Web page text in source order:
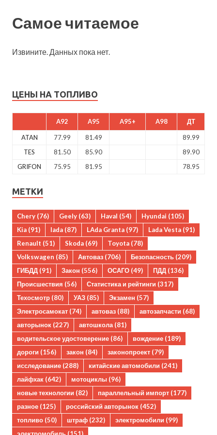
Самое читаемое
Извините. Данных пока нет.
ЦЕНЫ НА ТОПЛИВО
A92 A95 A95+ A98 ДТ
ATAN 77.99 81.49
89.99
TES
81.50 85.90
89.90
GRIFON
75.95 81.95 78.95
МЕТКИ
Chery (76) Geely (63) Haval (54) Hyundai (105)
Kia (91) lada (87) LAda Granta (97) Lada Vesta (91)
Renault (51) Skoda (69) Toyota (78)
Volkswagen (85) Автоваз (706) Безопасность (209)
ГИБДД (91) Закон (556) ОСАГО (49) ПДД (136)
Происшествия (56) Статистика и рейтинги (317)
Техосмотр (80) УАЗ (85) Экзамен (57)
Электросамокат (74) автоваз (88) автозапчасти (68)
авторынок (227) автошкола(81)
водительское удостоверение (86) вождение (189)
дороги (156) закон (84) законопроект (79)
исследование (288) китайские автомобили (241)
лайфхак (642) мотоциклы (96)
новые технологии (82) параллельный импорт (177)
разное (125) российский авторынок (452)
топливо (50) штраф (232) электромобили (99)